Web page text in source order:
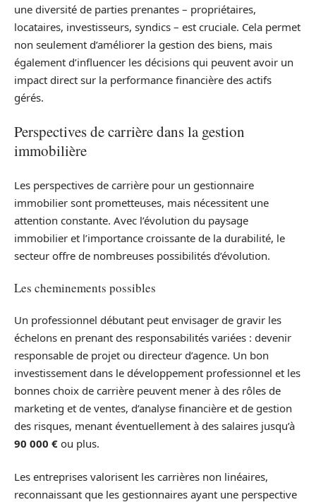
une diversité de parties prenantes – propriétaires,
locataires, investisseurs, syndics – est cruciale. Cela permet
non seulement d’améliorer la gestion des biens, mais
également d’influencer les décisions qui peuvent avoir un
impact direct sur la performance financière des actifs
gérés.
Perspectives de carrière dans la gestion
immobilière
Les perspectives de carrière pour un gestionnaire
immobilier sont prometteuses, mais nécessitent une
attention constante. Avec l’évolution du paysage
immobilier et l’importance croissante de la durabilité, le
secteur offre de nombreuses possibilités d’évolution.
Les cheminements possibles
Un professionnel débutant peut envisager de gravir les
échelons en prenant des responsabilités variées : devenir
responsable de projet ou directeur d’agence. Un bon
investissement dans le développement professionnel et les
bonnes choix de carrière peuvent mener à des rôles de
marketing et de ventes, d’analyse financière et de gestion
des risques, menant éventuellement à des salaires jusqu’à
90 000 € ou plus.
Les entreprises valorisent les carrières non linéaires,
reconnaissant que les gestionnaires ayant une perspective